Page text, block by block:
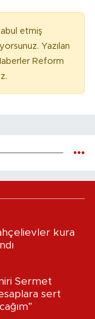
etmiş
Yazılan
Reform
kura
Sermet
sert